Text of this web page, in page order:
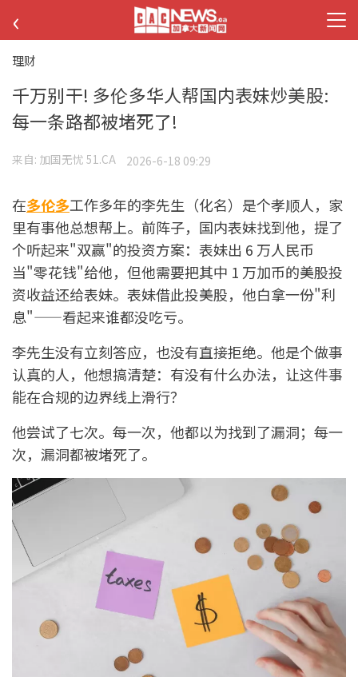
‹
理财
千万别干! 多伦多华人帮国内表妹炒美股:
每一条路都被堵死了!
来自: 加国无忧 51.CA 2026-6-18 09:29
在多伦多工作多年的李先生（化名）是个孝顺人，家
里有事他总想帮上。前阵子，国内表妹找到他，提了
个听起来"双赢"的投资方案：表妹出 6 万人民币
当"零花钱"给他，但他需要把其中 1 万加币的美股投
资收益还给表妹。表妹借此投美股，他白拿一份"利
息"——看起来谁都没吃亏。
李先生没有立刻答应，也没有直接拒绝。他是个做事
认真的人，他想搞清楚：有没有什么办法，让这件事
能在合规的边界线上滑行？
他尝试了七次。每一次，他都以为找到了漏洞；每一
次，漏洞都被堵死了。